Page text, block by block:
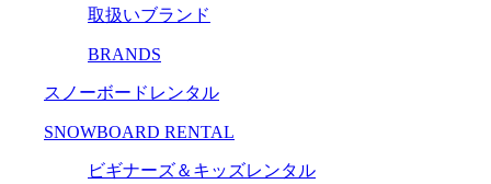
取扱いブランド
BRANDS
スノーボードレンタル
SNOWBOARD RENTAL
ビギナーズ＆キッズレンタル